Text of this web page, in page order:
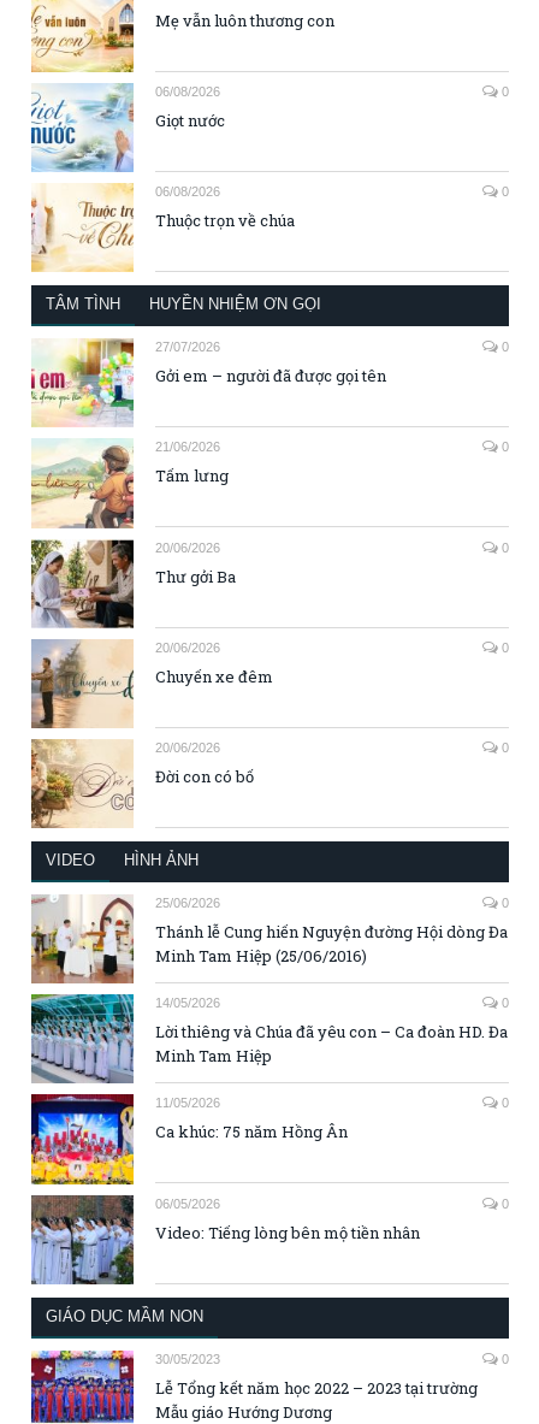
Mẹ vẫn luôn thương con
06/08/2026 0
Giọt nước
06/08/2026 0
Thuộc trọn về chúa
TÂM TÌNH HUYỀN NHIỆM ƠN GỌI
27/07/2026 0
Gởi em – người đã được gọi tên
21/06/2026 0
Tấm lưng
20/06/2026 0
Thư gởi Ba
20/06/2026 0
Chuyến xe đêm
20/06/2026 0
Đời con có bố
VIDEO HÌNH ẢNH
25/06/2026 0
Thánh lễ Cung hiến Nguyện đường Hội dòng Đa
Minh Tam Hiệp (25/06/2016)
14/05/2026 0
Lời thiêng và Chúa đã yêu con – Ca đoàn HD. Đa
Minh Tam Hiệp
11/05/2026 0
Ca khúc: 75 năm Hồng Ân
06/05/2026 0
Video: Tiếng lòng bên mộ tiền nhân
GIÁO DỤC MẦM NON
30/05/2023 0
Lễ Tổng kết năm học 2022 – 2023 tại trường
Mẫu giáo Hướng Dương